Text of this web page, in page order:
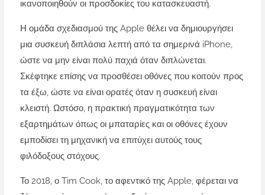
ικανοποιηθούν οι προσδοκίες του κατασκευαστή.
Η ομάδα σχεδιασμού της Apple θέλει να δημιουργήσει
μια συσκευή διπλάσια λεπτή από τα σημερινά iPhone,
ώστε να μην είναι πολύ παχιά όταν διπλώνεται.
Σκέφτηκε επίσης να προσθέσει οθόνες που κοιτούν προς
τα έξω, ώστε να είναι ορατές όταν η συσκευή είναι
κλειστή. Ωστόσο, η πρακτική πραγματικότητα των
εξαρτημάτων όπως οι μπαταρίες και οι οθόνες έχουν
εμποδίσει τη μηχανική να επιτύχει αυτούς τους
φιλόδοξους στόχους.
Το 2018, ο Tim Cook, το αφεντικό της Apple, φέρεται να